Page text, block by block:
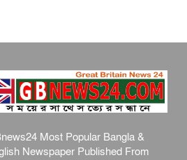
Most Popular Bangla &
Newspaper Published From